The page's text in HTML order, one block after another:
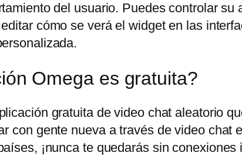
del usuario. Puedes controlar
cómo se verá el widget en las
Omega es gratuita?
gratuita de video chat aleatorio
con gente nueva a través de video
¡nunca te quedarás sin conexiones